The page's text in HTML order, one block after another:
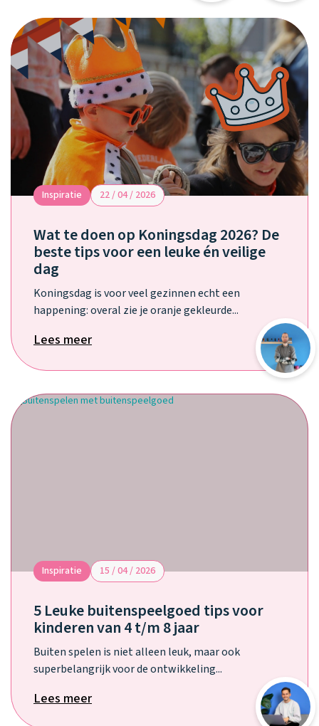
Inspiratie 22 / 04 / 2026
Wat te doen op Koningsdag 2026? De
beste tips voor een leuke én veilige
dag
Koningsdag is voor veel gezinnen echt een
happening: overal zie je oranje gekleurde...
Lees meer
Inspiratie 15 / 04 / 2026
5 Leuke buitenspeelgoed tips voor
kinderen van 4 t/m 8 jaar
Buiten spelen is niet alleen leuk, maar ook
superbelangrijk voor de ontwikkeling...
Lees meer